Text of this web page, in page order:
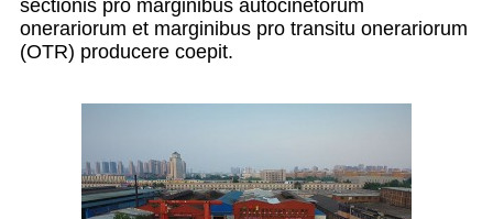
sectionis pro marginibus autocinetorum
onerariorum et marginibus pro transitu onerariorum
(OTR) producere coepit.